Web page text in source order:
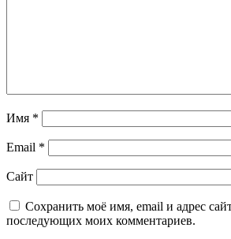
Имя *
Email *
Сайт
Сохранить моё имя, email и адрес
последующих моих комментариев.